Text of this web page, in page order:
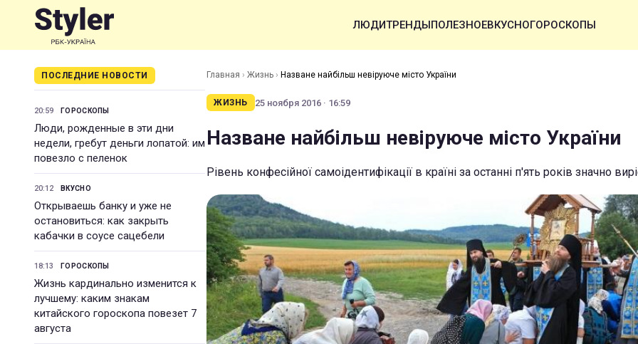
ЛЮДИТРЕНДЫПОЛЕЗНОЕВКУСНОГОРОСКОПЫ
ПОСЛЕДНИЕ НОВОСТИ
20:59 ГОРОСКОПЫ
Люди, рожденные в эти дни
недели, гребут деньги лопатой: им
повезло с пеленок
20:12 ВКУСНО
Открываешь банку и уже не
остановиться: как закрыть
кабачки в соусе сацебели
18:13 ГОРОСКОПЫ
Жизнь кардинально изменится к
лучшему: каким знакам
китайского гороскопа повезет 7
августа
Главная › Жизнь › Назване найбільш невіруюче місто України
ЖИЗНЬ 25 ноября 2016 · 16:59
Назване найбільш невіруюче місто України
Рівень конфесійної самоідентифікації в країні за останні п'ять років значно